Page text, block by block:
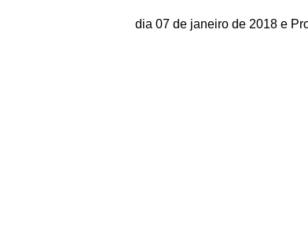
dia 07 de janeiro de 2018 e